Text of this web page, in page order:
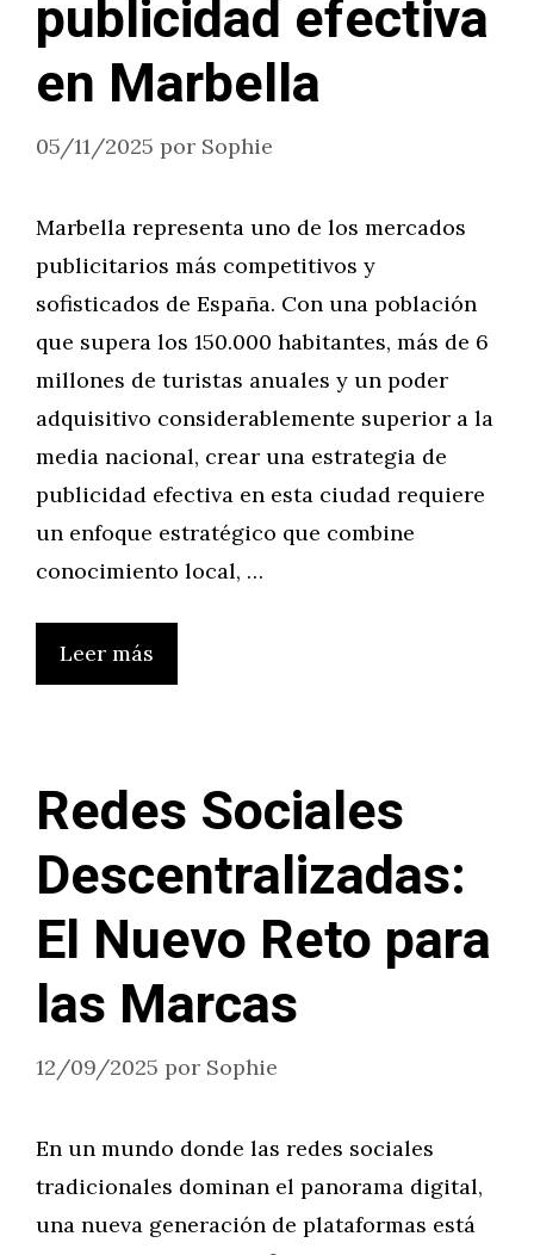
publicidad efectiva
en Marbella
05/11/2025 por Sophie
Marbella representa uno de los mercados
publicitarios más competitivos y
sofisticados de España. Con una población
que supera los 150.000 habitantes, más de 6
millones de turistas anuales y un poder
adquisitivo considerablemente superior a la
media nacional, crear una estrategia de
publicidad efectiva en esta ciudad requiere
un enfoque estratégico que combine
conocimiento local, …
Leer más
Redes Sociales
Descentralizadas:
El Nuevo Reto para
las Marcas
12/09/2025 por Sophie
En un mundo donde las redes sociales
tradicionales dominan el panorama digital,
una nueva generación de plataformas está